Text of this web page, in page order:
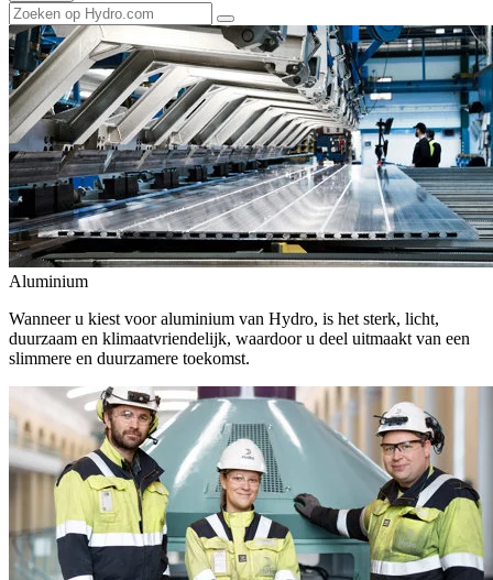
Aluminium
Wanneer u kiest voor aluminium van Hydro, is het sterk, licht,
duurzaam en klimaatvriendelijk, waardoor u deel uitmaakt van een
slimmere en duurzamere toekomst.